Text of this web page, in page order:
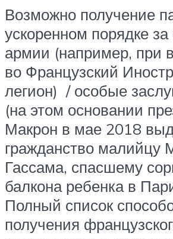
Возможно получение
ускоренном порядке
армии (например, при
во Французский
легион) / особые
(на этом основании
Макрон в мае 2018
гражданство малийцу
Гассама, спасшему
балкона ребенка в
Полный список
получения